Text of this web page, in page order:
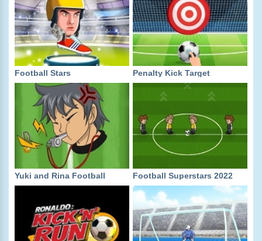
Football Stars Penalty Kick Target
Yuki and Rina Football Football Superstars 2022